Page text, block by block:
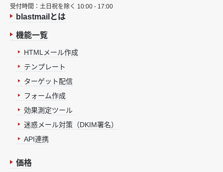
受付時間：土日祝を除く 10:00 - 17:00
blastmailとは
機能一覧
HTMLメール作成
テンプレート
ターゲット配信
フォーム作成
効果測定ツール
迷惑メール対策（DKIM署名）
API連携
価格